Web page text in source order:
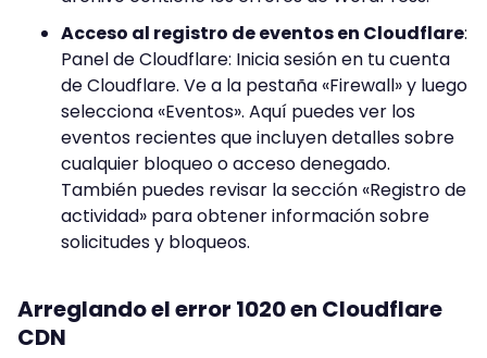
Acceso al registro de eventos en Cloudflare:
Panel de Cloudflare: Inicia sesión en tu cuenta
de Cloudflare. Ve a la pestaña «Firewall» y luego
selecciona «Eventos». Aquí puedes ver los
eventos recientes que incluyen detalles sobre
cualquier bloqueo o acceso denegado.
También puedes revisar la sección «Registro de
actividad» para obtener información sobre
solicitudes y bloqueos.
Arreglando el error 1020 en Cloudflare
CDN